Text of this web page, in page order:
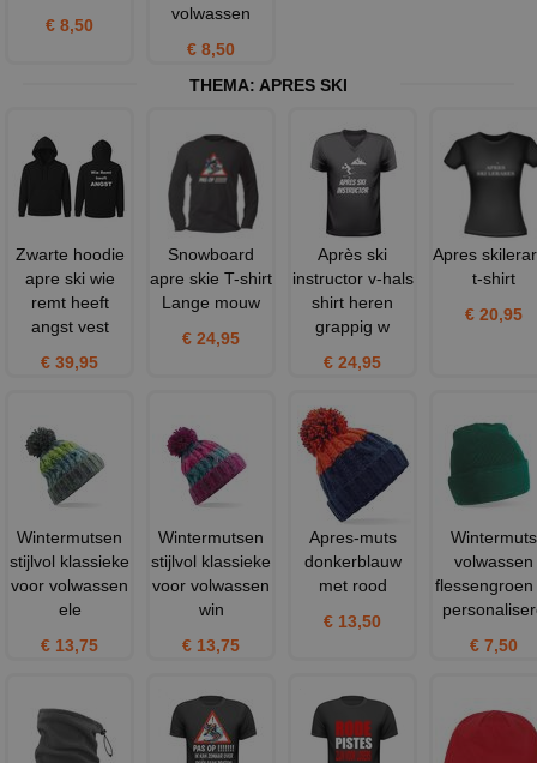
€ 8,50
volwassen
€ 8,50
THEMA: APRES SKI
Zwarte hoodie
apre ski wie
remt heeft
angst vest
€ 39,95
Snowboard
apre skie T-shirt
Lange mouw
€ 24,95
Après ski
instructor v-hals
shirt heren
grappig w
€ 24,95
Apres
t-shirt
€ 20,95
Wintermutsen
stijlvol klassieke
voor volwassen
ele
€ 13,75
Wintermutsen
stijlvol klassieke
voor volwassen
win
€ 13,75
Apres-muts
donkerblauw
met rood
€ 13,50
Wintermuts
volwassen
flessengroen
€ 7,50